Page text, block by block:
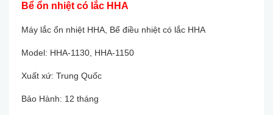
Bể ổn nhiệt có lắc HHA
Máy lắc ổn nhiệt HHA, Bể điều nhiệt có lắc HHA
Model: HHA-1130, HHA-1150
Xuất xứ: Trung Quốc
Bảo Hành: 12 tháng